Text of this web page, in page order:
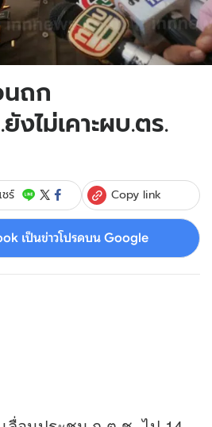
นถก
งไม่เคาะผบ.ตร.
ชร์ Copy link
เป็นข่าวโปรดบน Google